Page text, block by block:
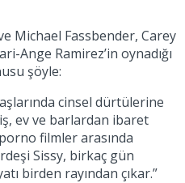
Michael Fassbender, Carey
Ange Ramirez’in oynadığı
şöyle:
cinsel dürtülerine
ev ve barlardan ibaret
filmler arasında
Sissy, birkaç gün
birden rayından çıkar.”